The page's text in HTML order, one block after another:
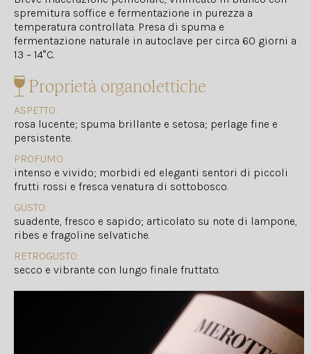
spremitura soffice e fermentazione in purezza a
temperatura controllata. Presa di spuma e
fermentazione naturale in autoclave per circa 60 giorni a
13 – 14°C.
Proprietà organolettiche
ASPETTO:
rosa lucente; spuma brillante e setosa; perlage fine e
persistente.
PROFUMO:
intenso e vivido; morbidi ed eleganti sentori di piccoli
frutti rossi e fresca venatura di sottobosco.
GUSTO:
suadente, fresco e sapido; articolato su note di lampone,
ribes e fragoline selvatiche.
RETROGUSTO:
secco e vibrante con lungo finale fruttato.